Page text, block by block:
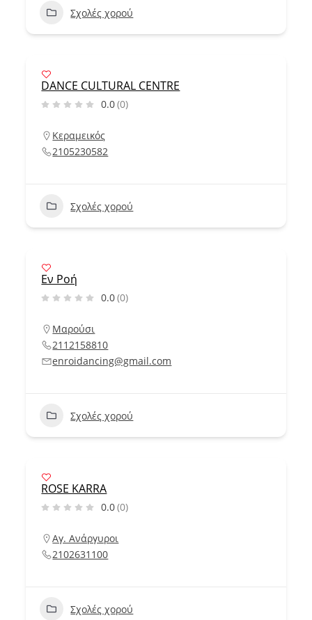
Σχολές χορού
DANCE CULTURAL CENTRE
0.0(0)
Κεραμεικός
2105230582
Σχολές χορού
Εν Ροή
0.0(0)
Μαρούσι
2112158810
enroidancing@gmail.com
Σχολές χορού
ROSE KARRA
0.0(0)
Αγ. Ανάργυροι
2102631100
Σχολές χορού